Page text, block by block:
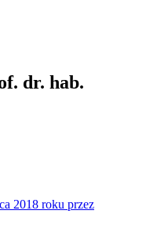
dr. hab.
2018 roku przez